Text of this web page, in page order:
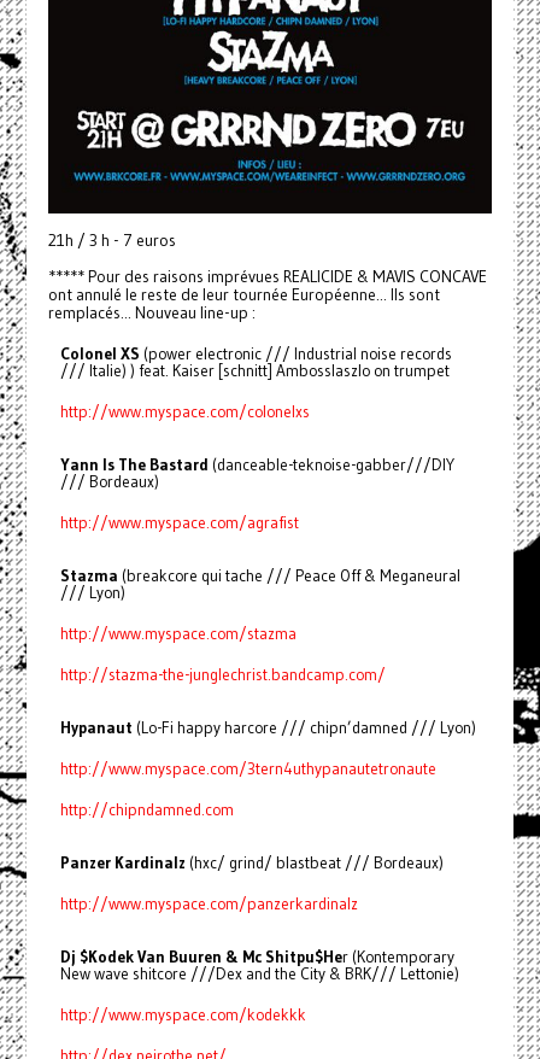
21h / 3 h - 7 euros
***** Pour des raisons imprévues REALICIDE & MAVIS CONCAVE
ont annulé le reste de leur tournée Européenne... Ils sont
remplacés... Nouveau line-up :
Colonel XS (power electronic /// Industrial noise records
/// Italie) ) feat. Kaiser [schnitt] Ambosslaszlo on trumpet
http://www.myspace.com/colonelxs
Yann Is The Bastard (danceable-teknoise-gabber///DIY
/// Bordeaux)
http://www.myspace.com/agrafist
Stazma (breakcore qui tache /// Peace Off & Meganeural
/// Lyon)
http://www.myspace.com/stazma
http://stazma-the-junglechrist.bandcamp.com/
Hypanaut (Lo-Fi happy harcore /// chipn’damned /// Lyon)
http://www.myspace.com/3tern4uthypanautetronaute
http://chipndamned.com
Panzer Kardinalz (hxc/ grind/ blastbeat /// Bordeaux)
http://www.myspace.com/panzerkardinalz
Dj $Kodek Van Buuren & Mc Shitpu$Her (Kontemporary
New wave shitcore ///Dex and the City & BRK/// Lettonie)
http://www.myspace.com/kodekkk